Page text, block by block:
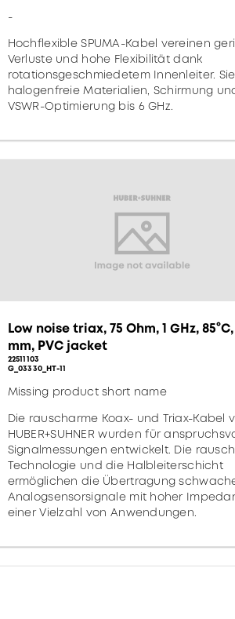
-
Hochflexible SPUMA-Kabel vereinen
Verluste und hohe Flexibilität dank
rotationsgeschmiedetem Innenleiter.
halogenfreie Materialien, Schirmung
VSWR-Optimierung bis 6 GHz.
Low noise triax, 75 Ohm, 1 GHz,
mm, PVC jacket
22511103
G_03330_HT-11
Missing product short name
Die rauscharme Koax- und Triax-Kabel
HUBER+SUHNER wurden für
Signalmessungen entwickelt. Die
Technologie und die Halbleiterschicht
ermöglichen die Übertragung
Analogsensorsignale mit hoher
einer Vielzahl von Anwendungen.